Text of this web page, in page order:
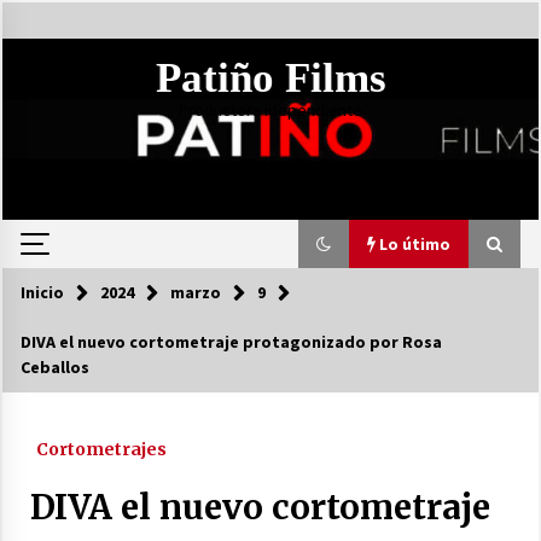
al
Patiño Films
Productora idependiente
Lo útimo
Lo útimo
El Mensajero el proyecto más ambicioso de
Patiño Films se presenta en el Teatro de la
Inicio 2024 marzo 9
DIVA el nuevo cortometraje protagonizado por Rosa
Ceballos
Cortometrajes
DIVA el nuevo cortometraje